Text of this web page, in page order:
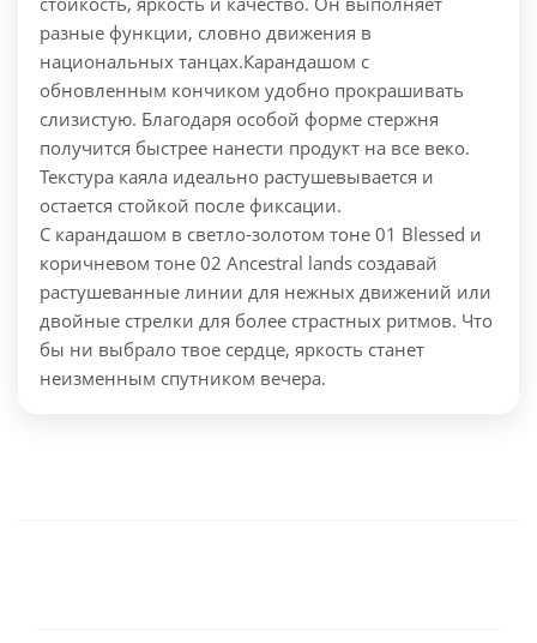
разные функции, словно движения в
национальных танцах.Карандашом с
обновленным кончиком удобно прокрашивать
слизистую. Благодаря особой форме стержня
получится быстрее нанести продукт на все веко.
Текстура каяла идеально растушевывается и
остается стойкой после фиксации.
С карандашом в светло-золотом тоне 01 Blessed и
коричневом тоне 02 Ancestral lands создавай
растушеванные линии для нежных движений или
двойные стрелки для более страстных ритмов. Что
бы ни выбрало твое сердце, яркость станет
неизменным спутником вечера.